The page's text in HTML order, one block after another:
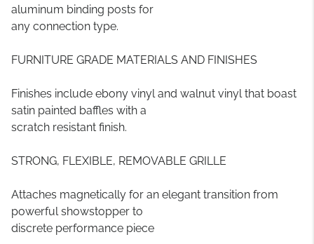
aluminum binding posts for
any connection type.
FURNITURE GRADE MATERIALS AND FINISHES
Finishes include ebony vinyl and walnut vinyl that boast
satin painted baffles with a
scratch resistant finish.
STRONG, FLEXIBLE, REMOVABLE GRILLE
Attaches magnetically for an elegant transition from
powerful showstopper to
discrete performance piece